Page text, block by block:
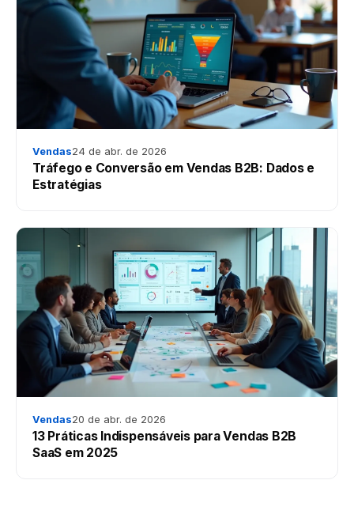
Vendas24 de abr. de 2026
Tráfego e Conversão em Vendas B2B: Dados e
Estratégias
Vendas20 de abr. de 2026
13 Práticas Indispensáveis para Vendas B2B
SaaS em 2025